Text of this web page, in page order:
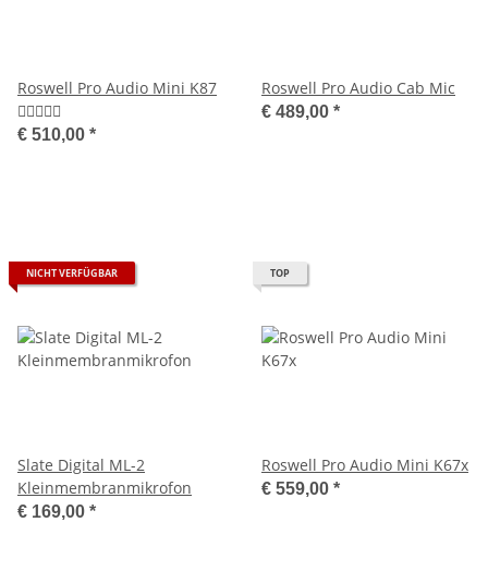
Roswell Pro Audio Mini K87
€ 510,00 *
Roswell Pro Audio Cab Mic
€ 489,00 *
NICHT VERFÜGBAR
Slate Digital ML-2
Kleinmembranmikrofon
€ 169,00 *
TOP
Roswell Pro Audio Mini K67x
€ 559,00 *